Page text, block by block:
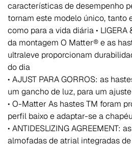
características de desempenho
tornam este modelo único, tanto
como para a vida diária • LIGERA
da montagem O Matter® e as
ultraleve proporcionam
do dia
• AJUST PARA GORROS: as
um gancho de luz, para um
• O-Matter As hastes TM foram
perfil baixo e adaptar-se a
• ANTIDESLIZING AGREEMENT:
almofadas de atrial integradas